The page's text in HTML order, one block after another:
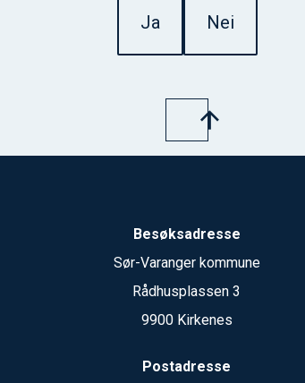
Ja Nei
Besøksadresse
Sør-Varanger kommune
Rådhusplassen 3
9900 Kirkenes
Postadresse